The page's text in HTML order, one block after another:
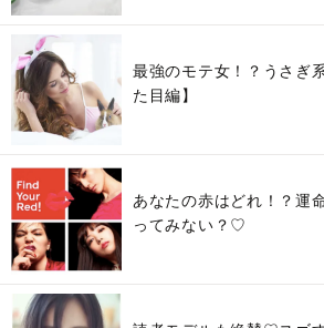
最強のモテ女！？うさぎ
た目編】
あなたの赤はどれ！？運
ってみない？♡